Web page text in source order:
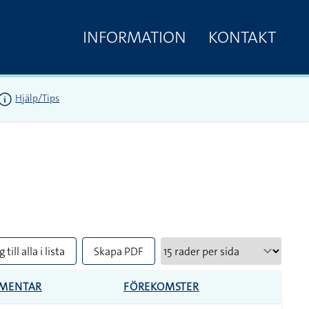
INFORMATION KONTAKT
Hjälp/Tips
till alla i lista Skapa PDF
FÖREKOMSTER